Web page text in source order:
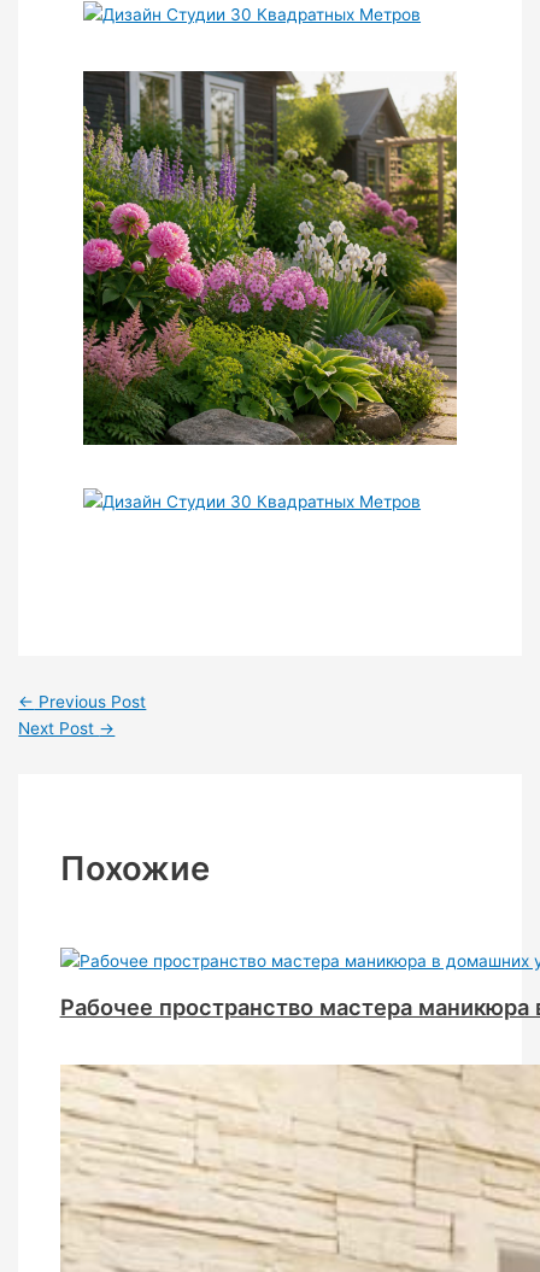
← Previous Post
Next Post →
Похожие
Рабочее пространство мастера